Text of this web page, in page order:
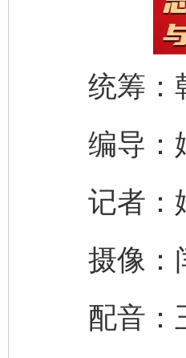
统筹：
编导：
记者：
摄像：
配音：
完善运行机制助力责任有